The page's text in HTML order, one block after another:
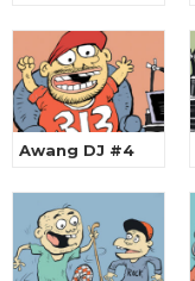
Awang DJ #4